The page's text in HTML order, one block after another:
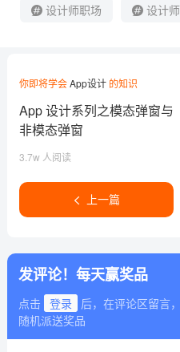
设计师职场 设计
你即将学会App设计的知识
App 设计系列之模态弹窗与
非模态弹窗
3.7w 人阅读
上一篇
发评论！每天赢奖品
点击 登录
后，在评论区留言
随机派送奖品